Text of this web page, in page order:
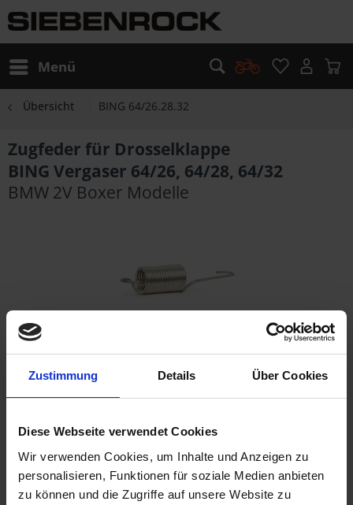
Zustimmung Details Über Cookies
Diese Webseite verwendet Cookies
Wir verwenden Cookies, um Inhalte und Anzeigen zu
personalisieren, Funktionen für soziale Medien anbieten
zu können und die Zugriffe auf unsere Website zu
Menü
Übersicht BING 64/26.28.32
Zugfeder für Drosselklappe
BING Vergaser 64/26, 64/28, 64/32
BMW 2V Boxer Modelle
6,75 €
Sofort versandfertig, Lieferzeit ca. 2-4 Werktage innerhalb
Deutschlands